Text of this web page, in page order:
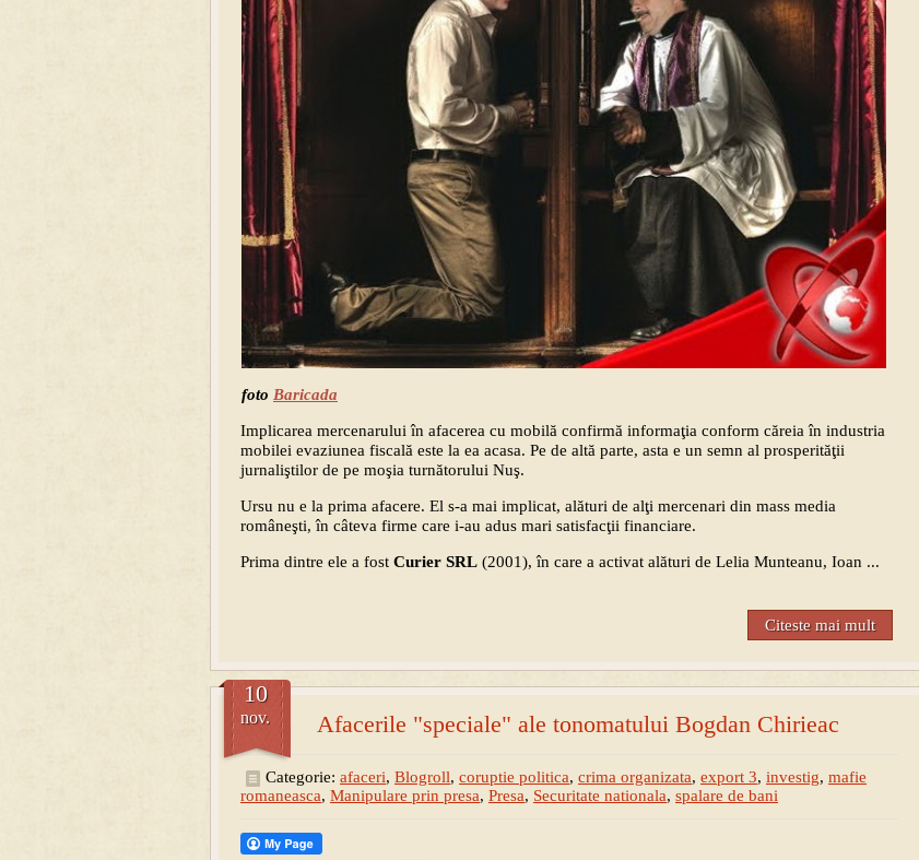
foto Baricada
Implicarea mercenarului în afacerea cu mobilă confirmă informaţia conform căreia în industria
mobilei evaziunea fiscală este la ea acasa. Pe de altă parte, asta e un semn al prosperităţii
jurnaliştilor de pe moşia turnătorului Nuş.
Ursu nu e la prima afacere. El s-a mai implicat, alături de alţi mercenari din mass media
româneşti, în câteva firme care i-au adus mari satisfacţii financiare.
Prima dintre ele a fost Curier SRL (2001), în care a activat alături de Lelia Munteanu, Ioan ...
Citeste mai mult
Afacerile "speciale" ale tonomatului Bogdan Chirieac
10
nov.
Categorie: afaceri, Blogroll, coruptie politica, crima organizata, export 3, investig, mafie
romaneasca, Manipulare prin presa, Presa, Securitate nationala, spalare de bani